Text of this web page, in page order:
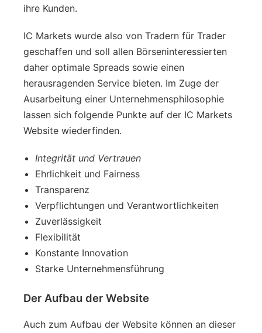
ihre Kunden.
IC Markets wurde also von Tradern für Trader
geschaffen und soll allen Börseninteressierten
daher optimale Spreads sowie einen
herausragenden Service bieten. Im Zuge der
Ausarbeitung einer Unternehmensphilosophie
lassen sich folgende Punkte auf der IC Markets
Website wiederfinden.
Integrität und Vertrauen
Ehrlichkeit und Fairness
Transparenz
Verpflichtungen und Verantwortlichkeiten
Zuverlässigkeit
Flexibilität
Konstante Innovation
Starke Unternehmensführung
Der Aufbau der Website
Auch zum Aufbau der Website können an dieser